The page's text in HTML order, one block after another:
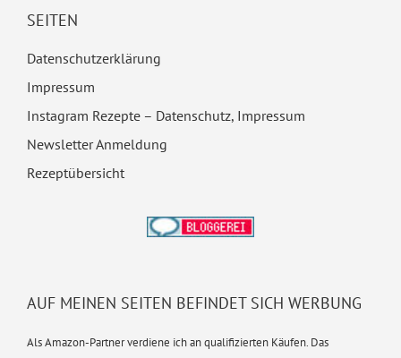
SEITEN
Datenschutzerklärung
Impressum
Instagram Rezepte – Datenschutz, Impressum
Newsletter Anmeldung
Rezeptübersicht
AUF MEINEN SEITEN BEFINDET SICH WERBUNG
Als Amazon-Partner verdiene ich an qualifizierten Käufen. Das